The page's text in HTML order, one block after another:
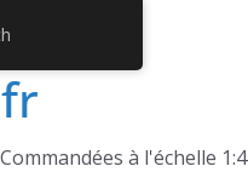
à l'échelle 1:4